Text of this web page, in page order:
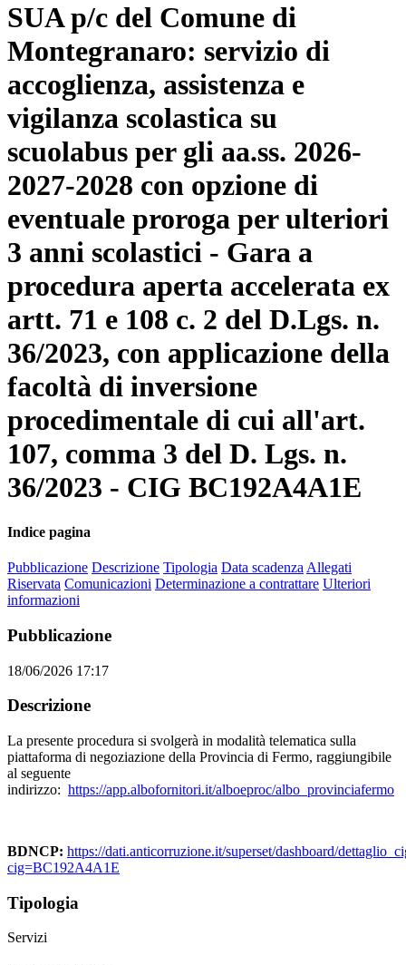
SUA p/c del Comune di
Montegranaro: servizio di
accoglienza, assistenza e
vigilanza scolastica su
scuolabus per gli aa.ss. 2026-
2027-2028 con opzione di
eventuale proroga per ulteriori
3 anni scolastici - Gara a
procedura aperta accelerata ex
artt. 71 e 108 c. 2 del D.Lgs. n.
36/2023, con applicazione della
facoltà di inversione
procedimentale di cui all'art.
107, comma 3 del D. Lgs. n.
36/2023 - CIG BC192A4A1E
Indice pagina
Pubblicazione Descrizione Tipologia Data scadenza Allegati
Riservata Comunicazioni Determinazione a contrattare Ulteriori
informazioni
Pubblicazione
18/06/2026 17:17
Descrizione
La presente procedura si svolgerà in modalità telematica sulla
piattaforma di negoziazione della Provincia di Fermo, raggiungibile
al seguente
indirizzo: https://app.albofornitori.it/alboeproc/albo_provinciafermo
BDNCP: https://dati.anticorruzione.it/superset/dashboard/
cig=BC192A4A1E
Tipologia
Servizi